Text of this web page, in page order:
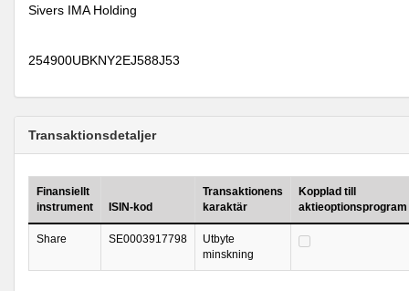
Sivers IMA Holding
254900UBKNY2EJ588J53
Transaktionsdetaljer
Finansiellt
instrument
ISIN-kod
Transaktionens
karaktär
Kopplad till
aktieoptionsprogram
Share SE0003917798
Utbyte
minskning